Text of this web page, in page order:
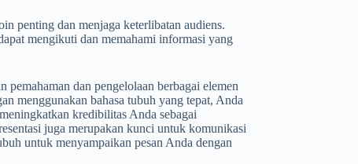
penting dan menjaga keterlibatan audiens.
mengikuti dan memahami informasi yang
dan pengelolaan berbagai elemen
menggunakan bahasa tubuh yang tepat, Anda
kredibilitas Anda sebagai
juga merupakan kunci untuk komunikasi
untuk menyampaikan pesan Anda dengan